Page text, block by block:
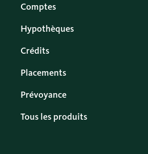
Comptes
Hypothèques
Crédits
Placements
Prévoyance
Tous les produits